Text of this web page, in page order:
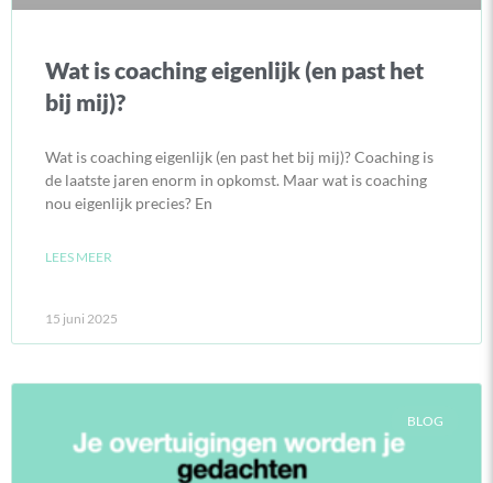
Wat is coaching eigenlijk (en past het
bij mij)?
Wat is coaching eigenlijk (en past het bij mij)? Coaching is
de laatste jaren enorm in opkomst. Maar wat is coaching
nou eigenlijk precies? En
LEES MEER
15 juni 2025
BLOG